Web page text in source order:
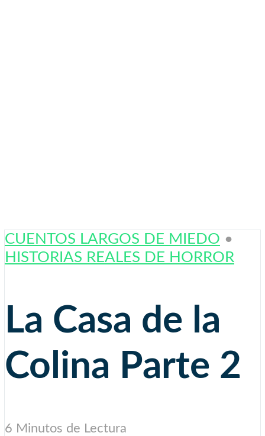
CUENTOS LARGOS DE MIEDO •
HISTORIAS REALES DE HORROR
La Casa de la
Colina Parte 2
6 Minutos de Lectura